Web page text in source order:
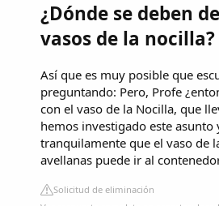
¿Dónde se deben
vasos de la nocilla?
Así que es muy posible que
preguntando: Pero, Profe
con el vaso de la Nocilla, que
hemos investigado este
tranquilamente que el vaso de
avellanas puede ir al
Solicitud de eliminación